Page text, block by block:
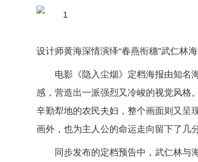
设计师黄海深情演绎“春燕衔穗”武仁林
电影《隐入尘烟》定档海报由知名
感，营造出一派强烈又冷峻的视觉风格
辛勤犁地的农民夫妇，整个画面则又呈
画外，也为主人公的命运走向留下了几
同步发布的定档预告中，武仁林与